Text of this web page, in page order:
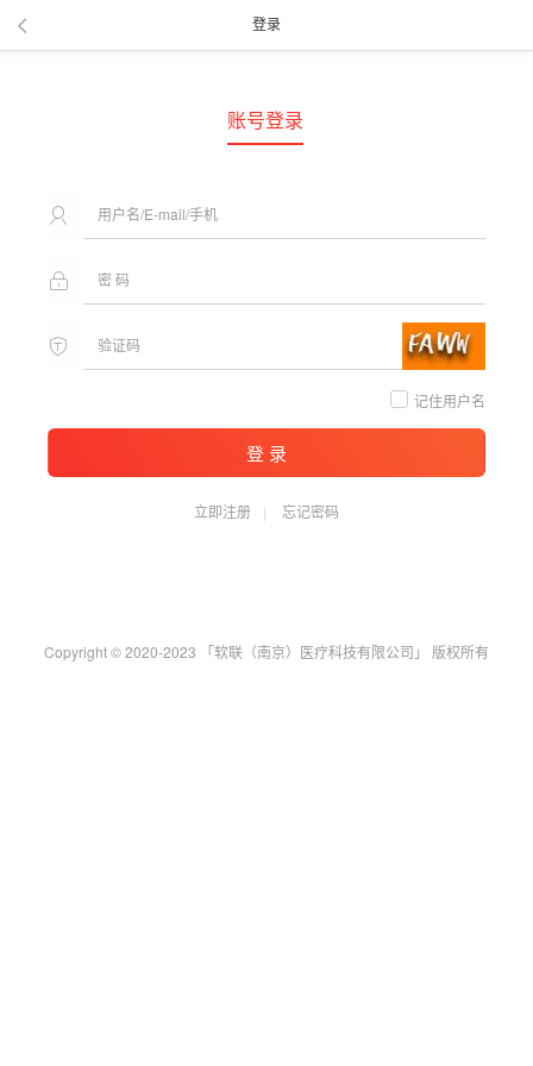
登录
账号登录
记住用户名
登 录
立即注册 忘记密码
Copyright © 2020-2023 「软联（南京）医疗科技有限公司」 版权所有